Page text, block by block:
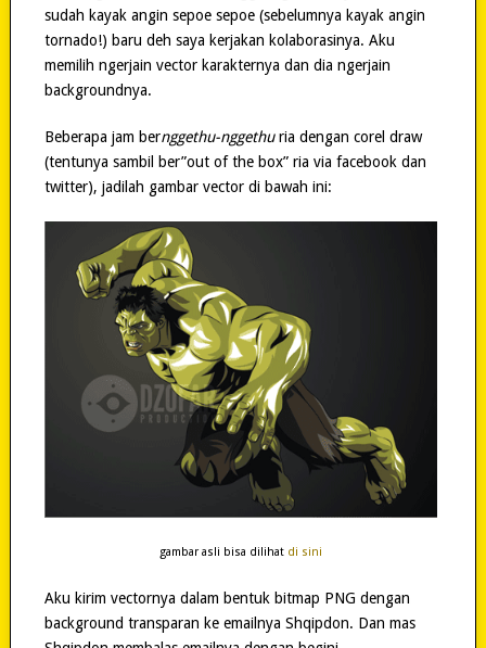
sudah kayak angin sepoe sepoe (sebelumnya kayak angin
tornado!) baru deh saya kerjakan kolaborasinya. Aku
memilih ngerjain vector karakternya dan dia ngerjain
backgroundnya.
Beberapa jam bernggethu-nggethuria dengan corel draw
(tentunya sambil ber”out of the box” ria via facebook dan
twitter), jadilah gambar vector di bawah ini:
gambar asli bisa dilihat di sini
Aku kirim vectornya dalam bentuk bitmap PNG dengan
background transparan ke emailnya Shqipdon. Dan mas